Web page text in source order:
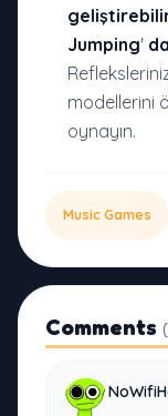
Jumping' da
modellerini
oynayın.
Music Games
Comments